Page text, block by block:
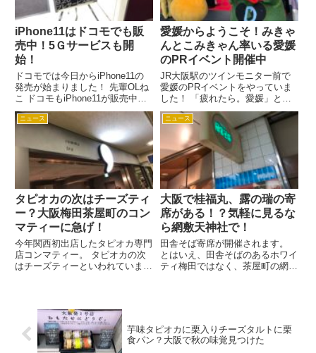
iPhone11はドコモでも販
売中！5Ｇサービスも開
始！
ドコモでは今日からiPhone11の
発売が始まりました！ 先輩OLね
こ ドコモもiPhone11が販売中な
のよ。 新人OLねこ 5Gの時代が
やってきたのね。 新人OLねこ ド
コモは家族にスマホを紹介したら
特典があるようよ。でも9月30日
まで...
愛媛からようこそ！みきゃ
んとこみきゃん率いる愛媛
のPRイベント開催中
JR大阪駅のツインモニター前で
愛媛のPRイベントをやっていま
した！ 「疲れたら。愛媛」とい
うことで、愛媛に癒されにいきま
しょう。 先輩OLねこ 朝早くから
準備中。ご苦労様です。 新人OL
ねこ 愛媛といったらやっぱりみ
かん県。いろんなみかんの...
ニュース
タピオカの次はチーズティ
ー？大阪梅田茶屋町のコン
マティーに急げ！
今年関西初出店したタピオカ専門
店コンマティー。 タピオカの次
はチーズティーといわれていまし
飲むならコンマティーへ。 先輩
OLねこ コンマティーは阪急梅...
ニュース
大阪で桂福丸、露の瑞の寄
席がある！？気軽に見るな
ら網敷天神社で！
田舎そば寄席が開催されます。
とはいえ、田舎そばのあるホワイ
ティ梅田ではなく、茶屋町の網敷
ること間違いなしですよ。 OL...
芋味タピオカに栗入りチーズタルトに栗
食パン？大阪で秋の味覚見つけた